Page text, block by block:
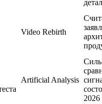
Video Rebirth
Artificial Analysis
2026